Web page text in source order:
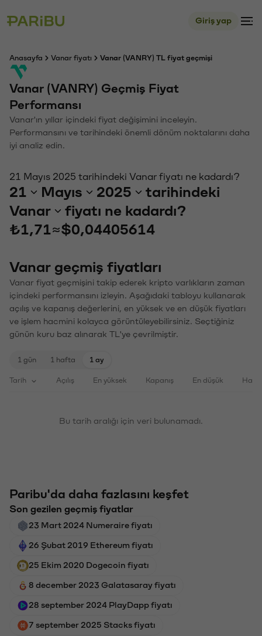
Giriş yap
Anasayfa Vanar fiyatı Vanar (VANRY) TL fiyat geçmişi
Vanar (VANRY) Geçmiş Fiyat
Performansı
Vanar'ın yıllar içindeki fiyat değişimini inceleyin.
Performansını ve tarihindeki önemli dönüm noktalarını daha
iyi analiz edin.
21 Mayıs 2025 tarihindeki Vanar fiyatı ne kadardı?
21 Mayıs 2025
tarihindeki
Vanar
fiyatı ne kadardı?
₺1,71≈$0,04405614
Vanar geçmiş fiyatları
Vanar fiyat geçmişini takip ederek kripto varlıkların zaman
içindeki performansını izleyin. Aşağıdaki tabloyu kullanarak
açılış ve kapanış değerlerini, en yüksek ve en düşük fiyatları
ve işlem hacmini kolayca görüntüleyebilirsiniz. Seçtiğiniz
günün kuru baz alınarak TL'ye çevrilmiştir.
1 gün 1 hafta 1 ay
Tarih Açılış En yüksek Kapanış En düşük
Bu tarih aralığı için veri bulunamadı.
Paribu'da daha fazlasını keşfet
Son gezilen geçmiş fiyatlar
23 Mart 2024 Numeraire fiyatı
26 Şubat 2019 Ethereum fiyatı
25 Ekim 2020 Dogecoin fiyatı
8 december 2023 Galatasaray fiyatı
28 september 2024 PlayDapp fiyatı
7 september 2025 Stacks fiyatı